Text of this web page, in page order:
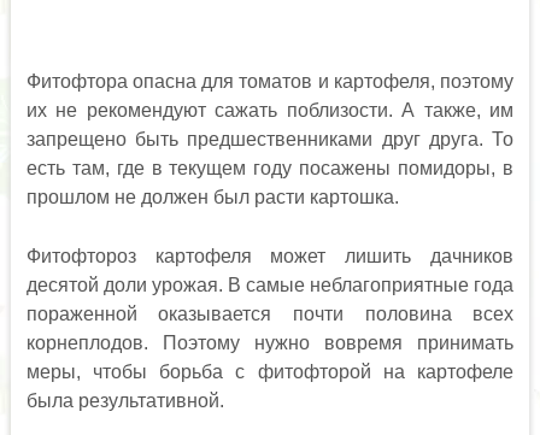
Фитофтора опасна для томатов и картофеля, поэтому
их не рекомендуют сажать поблизости. А также, им
запрещено быть предшественниками друг друга. То
есть там, где в текущем году посажены помидоры, в
прошлом не должен был расти картошка.
Фитофтороз картофеля может лишить дачников
десятой доли урожая. В самые неблагоприятные года
пораженной оказывается почти половина всех
корнеплодов. Поэтому нужно вовремя принимать
меры, чтобы борьба с фитофторой на картофеле
была результативной.